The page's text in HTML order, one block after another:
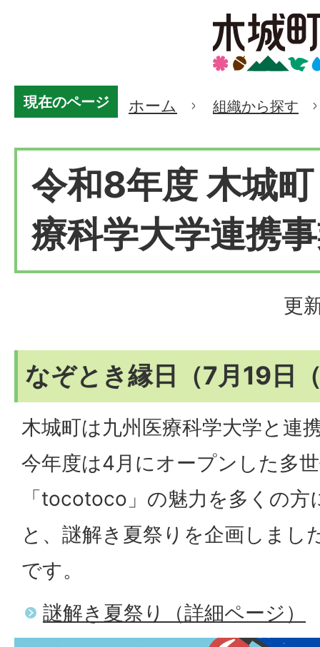
現在のページ ホーム 組織から探す
令和8年度 木城
療科学大学連携
更
なぞとき縁日（7月19日
木城町は九州医療科学大学と連
今年度は4月にオープンした多
「tocotoco」の魅力を多くの
と、謎解き夏祭りを企画しまし
です。
謎解き夏祭り（詳細ページ）